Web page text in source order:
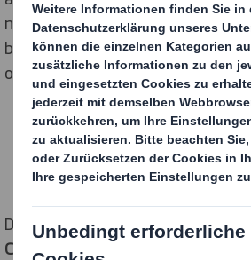
nachzudenken und ihren Teil zum
beizutragen, indem sie
oder weniger Wasser verbrauchen.
Das Poster darfvon Hand gemalt
Computersoftware erstellt werden.